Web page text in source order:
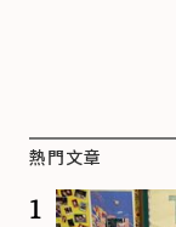
熱門文章
1